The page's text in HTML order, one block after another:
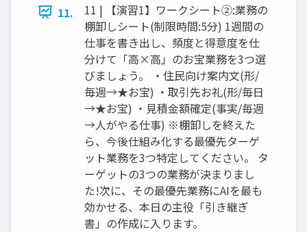
11.
11 | 【演習1】ワークシート②:業務の
棚卸しシート(制限時間:5分) 1週間の
仕事を書き出し、頻度と得意度を仕
分けて「高×高」のお宝業務を3つ選
びましょう。 ・住民向け案内文(形/
毎週→★お宝) ・取引先お礼(形/毎日
→★お宝) ・見積金額確定(事実/毎週
→人がやる仕事) ※棚卸しを終えた
ら、今後仕組み化する最優先ターゲ
ット業務を3つ特定してください。 タ
ーゲットの3つの業務が決まりまし
た!次に、その最優先業務にAIを最も
効かせる、本日の主役「引き継ぎ
書」の作成に入ります。